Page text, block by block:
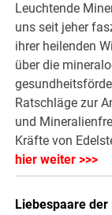
Leuchtende
uns seit jeher
ihrer heilenden
über die
Ratschläge zur
und
Kräfte von
hier weiter >>>
Liebespaare